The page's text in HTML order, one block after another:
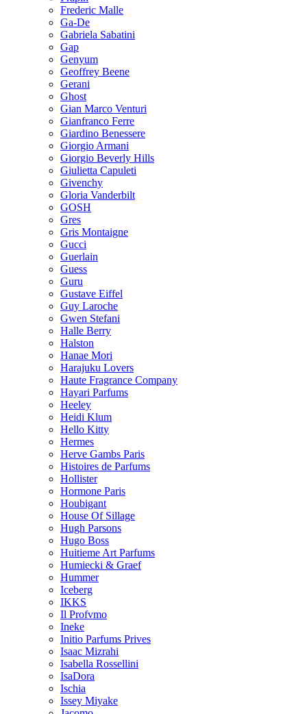
Frederic Malle
Ga-De
Gabriela Sabatini
Gap
Genyum
Geoffrey Beene
Gerani
Ghost
Gian Marco Venturi
Gianfranco Ferre
Giardino Benessere
Giorgio Armani
Giorgio Beverly Hills
Giulietta Capuleti
Givenchy
Gloria Vanderbilt
GOSH
Gres
Gris Montaigne
Gucci
Guerlain
Guess
Guru
Gustave Eiffel
Guy Laroche
Gwen Stefani
Halle Berry
Halston
Hanae Mori
Harajuku Lovers
Haute Fragrance Company
Hayari Parfums
Heeley
Heidi Klum
Hello Kitty
Hermes
Herve Gambs Paris
Histoires de Parfums
Hollister
Hormone Paris
Houbigant
House Of Sillage
Hugh Parsons
Hugo Boss
Huitieme Art Parfums
Humiecki & Graef
Hummer
Iceberg
IKKS
Il Profvmo
Ineke
Initio Parfums Prives
Isaac Mizrahi
Isabella Rossellini
IsaDora
Ischia
Issey Miyake